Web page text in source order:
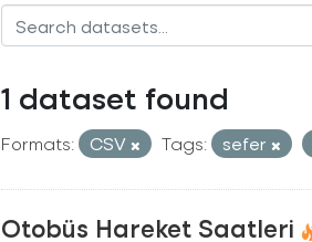
1 dataset found
Formats: CSV Tags: sefer
Otobüs Hareket Saatleri